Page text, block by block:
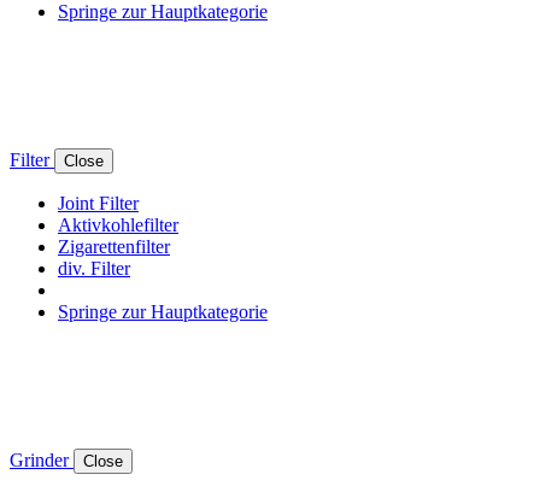
Springe zur Hauptkategorie
Filter Close
Joint Filter
Aktivkohlefilter
Zigarettenfilter
div. Filter
Springe zur Hauptkategorie
Grinder Close